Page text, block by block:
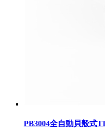
PB3004全自動貝殼式